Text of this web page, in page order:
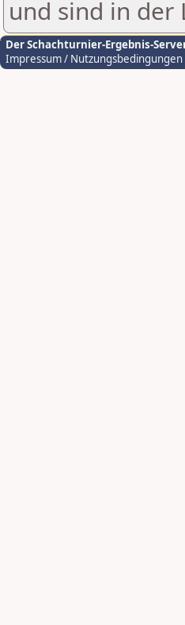
und sind in der
Der Schachturnier-Ergebnis-
Impressum / Nutzungsbedingungen